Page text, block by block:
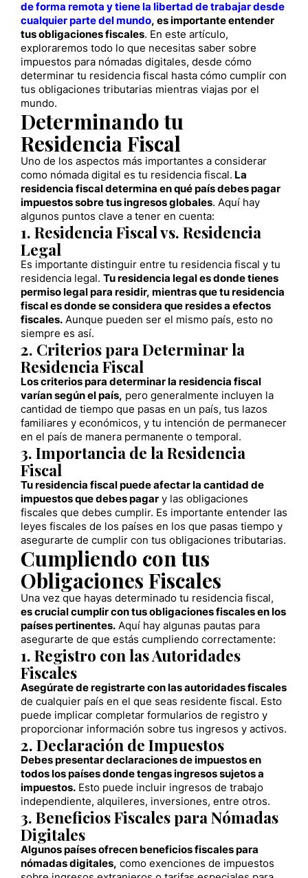
de forma remota y tiene la libertad de trabajar desde
cualquier parte del mundo, es importante entender
tus obligaciones fiscales. En este artículo,
exploraremos todo lo que necesitas saber sobre
impuestos para nómadas digitales, desde cómo
determinar tu residencia fiscal hasta cómo cumplir con
tus obligaciones tributarias mientras viajas por el
mundo.
Determinando tu
Residencia Fiscal
Uno de los aspectos más importantes a considerar
como nómada digital es tu residencia fiscal. La
residencia fiscal determina en qué país debes pagar
impuestos sobre tus ingresos globales. Aquí hay
algunos puntos clave a tener en cuenta:
1. Residencia Fiscal vs. Residencia
Legal
Es importante distinguir entre tu residencia fiscal y tu
residencia legal. Tu residencia legal es donde tienes
permiso legal para residir, mientras que tu residencia
fiscal es donde se considera que resides a efectos
fiscales. Aunque pueden ser el mismo país, esto no
siempre es así.
2. Criterios para Determinar la
Residencia Fiscal
Los criterios para determinar la residencia fiscal
varían según el país, pero generalmente incluyen la
cantidad de tiempo que pasas en un país, tus lazos
familiares y económicos, y tu intención de permanecer
en el país de manera permanente o temporal.
3. Importancia de la Residencia
Fiscal
Tu residencia fiscal puede afectar la cantidad de
impuestos que debes pagar y las obligaciones
fiscales que debes cumplir. Es importante entender las
leyes fiscales de los países en los que pasas tiempo y
asegurarte de cumplir con tus obligaciones tributarias.
Cumpliendo con tus
Obligaciones Fiscales
Una vez que hayas determinado tu residencia fiscal,
es crucial cumplir con tus obligaciones fiscales en los
países pertinentes. Aquí hay algunas pautas para
asegurarte de que estás cumpliendo correctamente:
1. Registro con las Autoridades
Fiscales
Asegúrate de registrarte con las autoridades fiscales
de cualquier país en el que seas residente fiscal. Esto
puede implicar completar formularios de registro y
proporcionar información sobre tus ingresos y activos.
2. Declaración de Impuestos
Debes presentar declaraciones de impuestos en
todos los países donde tengas ingresos sujetos a
impuestos. Esto puede incluir ingresos de trabajo
independiente, alquileres, inversiones, entre otros.
3. Beneficios Fiscales para Nómadas
Digitales
Algunos países ofrecen beneficios fiscales para
nómadas digitales, como exenciones de impuestos